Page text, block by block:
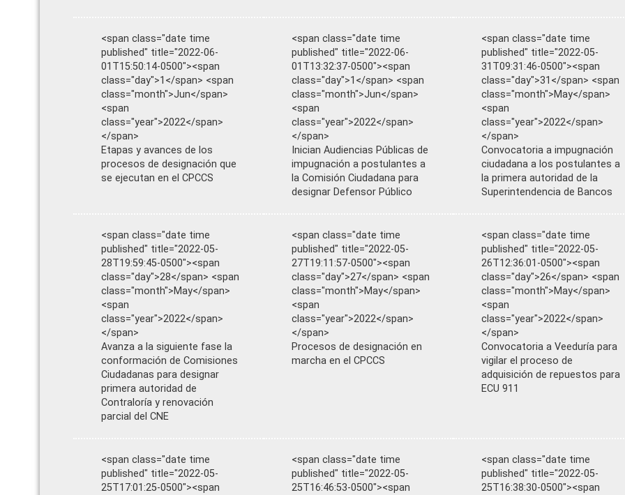
<span class="date time
published" title="2022-06-
01T15:50:14-0500"><span
class="day">1</span> <span
class="month">Jun</span>
<span
class="year">2022</span>
</span>
Etapas y avances de los
procesos de designación que
se ejecutan en el CPCCS
<span class="date time
published" title="2022-06-
01T13:32:37-0500"><span
class="day">1</span> <span
class="month">Jun</span>
<span
class="year">2022</span>
</span>
Inician Audiencias Públicas de
impugnación a postulantes a
la Comisión Ciudadana para
designar Defensor Público
<span class="date time
published" title="2022-05-
31T09:31:46-0500"><span
class="day">31</span> <span
class="month">May</span>
<span
class="year">2022</span>
</span>
Convocatoria a impugnación
ciudadana a los postulantes a
la primera autoridad de la
Superintendencia de Bancos
<span class="date time
published" title="2022-05-
28T19:59:45-0500"><span
class="day">28</span> <span
class="month">May</span>
<span
class="year">2022</span>
</span>
Avanza a la siguiente fase la
conformación de Comisiones
Ciudadanas para designar
primera autoridad de
Contraloría y renovación
parcial del CNE
<span class="date time
published" title="2022-05-
27T19:11:57-0500"><span
class="day">27</span> <span
class="month">May</span>
<span
class="year">2022</span>
</span>
Procesos de designación en
marcha en el CPCCS
<span class="date time
published" title="2022-05-
26T12:36:01-0500"><span
class="day">26</span> <span
class="month">May</span>
<span
class="year">2022</span>
</span>
Convocatoria a Veeduría para
vigilar el proceso de
adquisición de repuestos para
ECU 911
<span class="date time
published" title="2022-05-
25T17:01:25-0500"><span
<span class="date time
published" title="2022-05-
25T16:46:53-0500"><span
<span class="date time
published" title="2022-05-
25T16:38:30-0500"><span